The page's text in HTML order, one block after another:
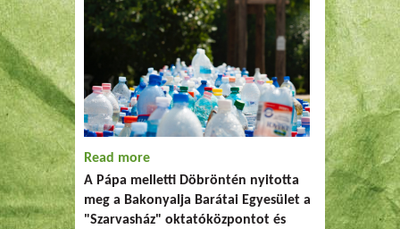
Read more about Új oktatóközpont Bakonyalján
A Pápa melletti Döbröntén nyitotta
meg a Bakonyalja Barátai Egyesület a
"Szarvasház" oktatóközpontot és